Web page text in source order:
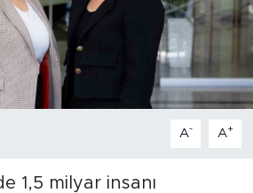
A- A+
1,5 milyar insanı